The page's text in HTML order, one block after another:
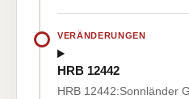
VERÄNDERUNGEN
HRB 12442
HRB 12442:Sonnländer